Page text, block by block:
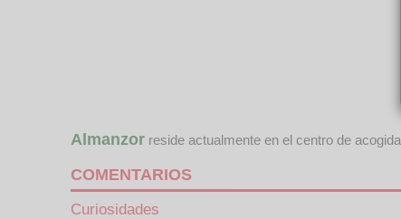
Almanzor reside actualmente en el centro de acogida
COMENTARIOS
Curiosidades